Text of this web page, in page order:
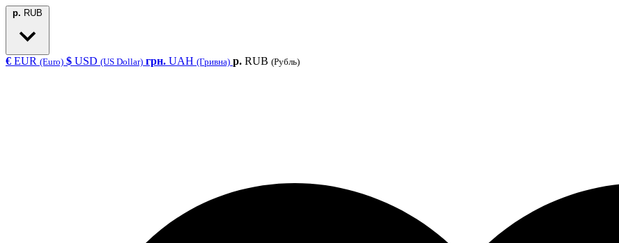
р. RUB
€ EUR (Euro) $ USD (US Dollar) грн. UAH (Гривна) р. RUB (Рубль)